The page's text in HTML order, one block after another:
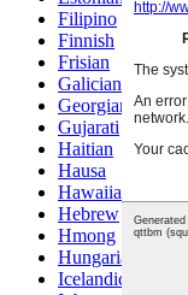
Filipino
Finnish
Frisian
Galician
Georgian
Gujarati
Haitian
Hausa
Hawaiian
Hebrew
Hmong
Hungarian
Icelandic